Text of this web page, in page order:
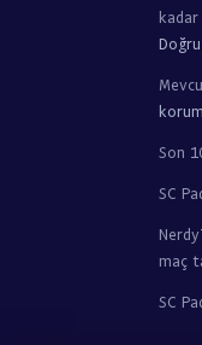
kadar
Son
SC
maç
SC